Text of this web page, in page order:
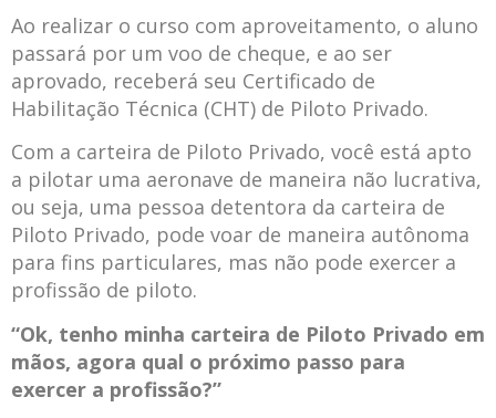
Ao realizar o curso com aproveitamento, o aluno
passará por um voo de cheque, e ao ser
aprovado, receberá seu Certificado de
Habilitação Técnica (CHT) de Piloto Privado.
Com a carteira de Piloto Privado, você está apto
a pilotar uma aeronave de maneira não lucrativa,
ou seja, uma pessoa detentora da carteira de
Piloto Privado, pode voar de maneira autônoma
para fins particulares, mas não pode exercer a
profissão de piloto.
“Ok, tenho minha carteira de Piloto Privado em
mãos, agora qual o próximo passo para
exercer a profissão?”